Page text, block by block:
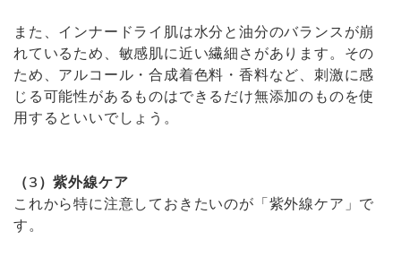
また、インナードライ肌は水分と油分のバランスが崩
れているため、敏感肌に近い繊細さがあります。その
ため、アルコール・合成着色料・香料など、刺激に感
じる可能性があるものはできるだけ無添加のものを使
用するといいでしょう。
（3）紫外線ケア
これから特に注意しておきたいのが「紫外線ケア」で
す。